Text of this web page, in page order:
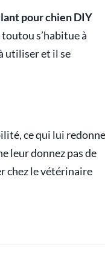
pour chien DIY
s’habitue à
utiliser et il se
ce qui lui redonne
leur donnez pas de
chez le vétérinaire